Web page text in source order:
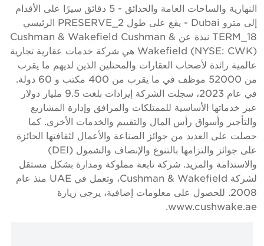
النهارية والساحات العامة والحدائق - 5 دقائق سيرًا على الأقدام
إلى مترو Dubai - يقع على طول PRESERVE_2 الرئيسي
TERM_18 نبذة عن Cushman & Wakefield Cushman &
Wakefield (NYSE: CWK) هي شركة خدمات عقارية تجارية
عالمية رائدة لأصحاب العقارات والمحتلين الذين لديهم ما يقرب
من 52000 موظف في ما يقرب من 400 مكتب و 60 دولة.
في عام 2023، سجلت الشركة إيرادات بلغت 9.5 مليار دولار
عبر خدماتها الأساسية للممتلكات والمرافق وإدارة المشاريع
والتأجير وأسواق رأس المال والتقييم والخدمات الأخرى. كما
حصلت على العديد من جوائز الصناعة والأعمال لثقافتها الحائزة
على جوائز والتزامها بالتنوع والإنصاف والشمول (DEI)
والاستدامة والمزيد. شركة تابعة مملوكة ومدارة بشكل مستقل
لشركة Cushman & Wakefield، وتعمل في UAE منذ عام
2008. للحصول على معلومات إضافية، يرجى زيارة
www.cushwake.ae.